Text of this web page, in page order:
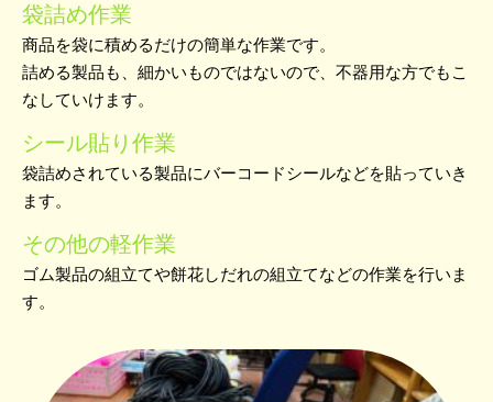
袋詰め作業
商品を袋に積めるだけの簡単な作業です。
詰める製品も、細かいものではないので、不器用な方でもこ
なしていけます。
シール貼り作業
袋詰めされている製品にバーコードシールなどを貼っていき
ます。
その他の軽作業
ゴム製品の組立てや餅花しだれの組立てなどの作業を行いま
す。